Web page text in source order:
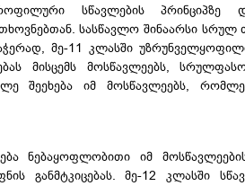
სწავლების პრინციპზე
სასწავლო შინაარსი სრულ
მე-11 კლასში
მისცემს მოსწავლეებს,
შეეხება იმ მოსწავლეებს,
ნებაყოფლობითი იმ
განმტკიცებას. მე-12 კლასში